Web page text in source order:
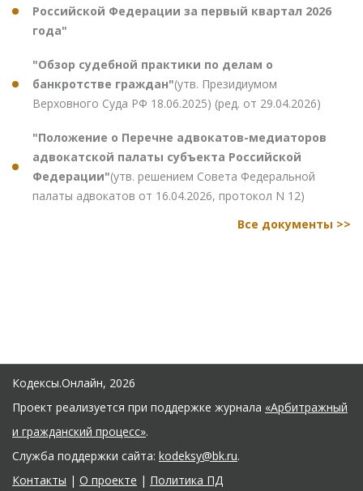
Российской Федерации за первый квартал 2026
года"
"Обзор судебной практики по делам о
банкротстве граждан"(утв. Президиумом
Верховного Суда РФ 18.06.2025) (ред. от 29.04.2026)
"Положение о Перечне адвокатов-медиаторов
адвокатской палаты субъекта Российской
Федерации"(утв. решением Совета Федеральной
палаты адвокатов от 16.04.2026, протокол N 12)
Все документы >>
Кодексы.Онлайн, 2026
Проект реализуется при поддержке журнала «Арбитражный
и гражданский процесс».
Служба поддержки сайта: kodeksy@bk.ru.
Контакты | О проекте | Политика ПД